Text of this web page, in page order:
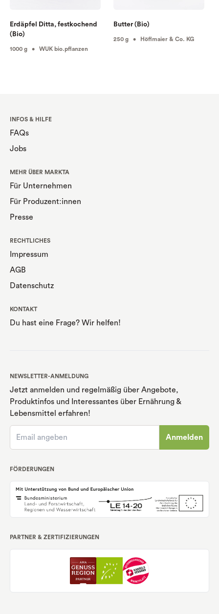
Erdäpfel Ditta, festkochend
(Bio)
1000 g • WUK bio.pflanzen
Butter (Bio)
250 g • Höflmaier & Co. KG
INFOS & HILFE
FAQs
Jobs
MEHR ÜBER MARKTA
Für Unternehmen
Für Produzent:innen
Presse
RECHTLICHES
Impressum
AGB
Datenschutz
KONTAKT
Du hast eine Frage? Wir helfen!
NEWSLETTER-ANMELDUNG
Jetzt anmelden und regelmäßig über Angebote,
Produktinfos und Interessantes über Ernährung &
Lebensmittel erfahren!
Anmelden
FÖRDERUNGEN
PARTNER & ZERTIFIZIERUNGEN